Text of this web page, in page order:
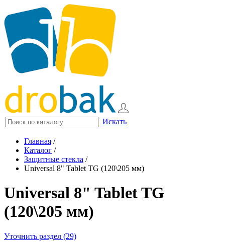
Искать
Главная /
Каталог /
Защитные стекла /
Universal 8" Tablet TG (120\205 мм)
Universal 8" Tablet TG
(120\205 мм)
Уточнить раздел (29)